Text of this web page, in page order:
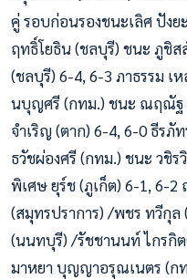
คู่ รอบก่อนรองชนะเลิศ ปัง
ฤทธิ์โยธิน (ชลบุรี) ชนะ ภูชิส
(ชลบุรี) 6-4, 6-3 ภาธรรม
นบุญศรี (กทม.) ชนะ ณฤณัฐ
จำเริญ (ตาก) 6-4, 6-0 ธีร
ธวัชผ่องศรี (กทม.) ชนะ วชิ
พิเศษ ยุร์ช (ภูเก็ต) 6-1, 6-
(สมุทรปราการ) /พชร ทวีกุ
(นนทบุรี) /รัชชานนท์ ไกรกิ
มาหยา บุญญาอรุณเนตร (ก